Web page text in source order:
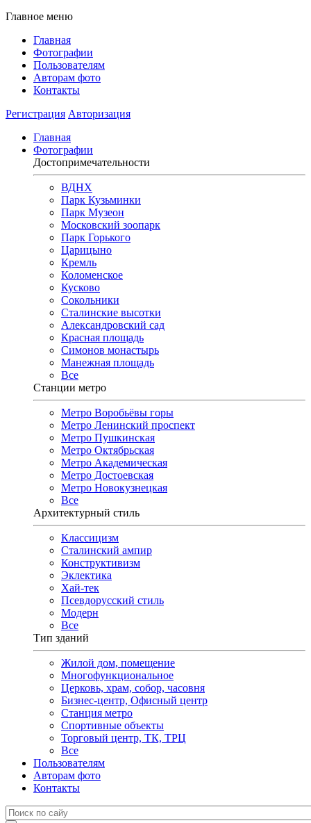
Главное меню
Главная
Фотографии
Пользователям
Авторам фото
Контакты
Регистрация Авторизация
Главная
Фотографии
Достопримечательности
ВДНХ
Парк Кузьминки
Парк Музеон
Московский зоопарк
Парк Горького
Царицыно
Кремль
Коломенское
Кусково
Сокольники
Сталинские высотки
Александровский сад
Красная площадь
Симонов монастырь
Манежная площадь
Все
Станции метро
Метро Воробьёвы горы
Метро Ленинский проспект
Метро Пушкинская
Метро Октябрьская
Метро Академическая
Метро Достоевская
Метро Новокузнецкая
Все
Архитектурный стиль
Классицизм
Сталинский ампир
Конструктивизм
Эклектика
Хай-тек
Псевдорусский стиль
Модерн
Все
Тип зданий
Жилой дом, помещение
Многофункциональное
Церковь, храм, собор, часовня
Бизнес-центр, Офисный центр
Станция метро
Спортивные объекты
Торговый центр, ТК, ТРЦ
Все
Пользователям
Авторам фото
Контакты